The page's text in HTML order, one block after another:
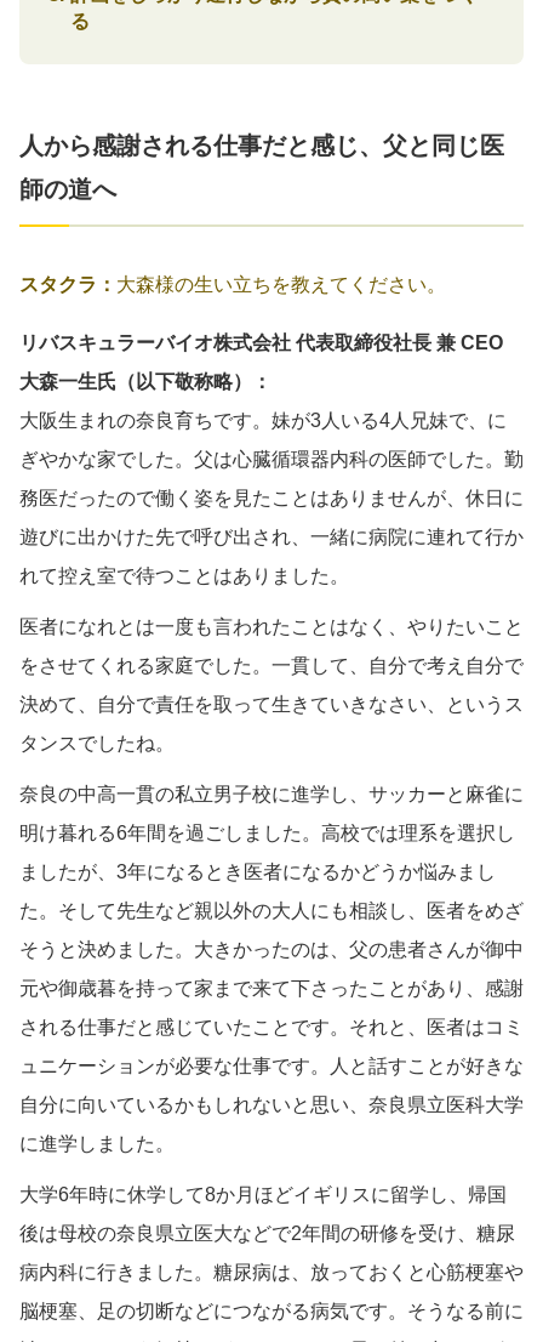
る
人から感謝される仕事だと感じ、父と同じ医
師の道へ
スタクラ： 大森様の生い立ちを教えてください。
リバスキュラーバイオ株式会社 代表取締役社長 兼 CEO
大森一生氏（以下敬称略）：
大阪生まれの奈良育ちです。妹が3人いる4人兄妹で、に
ぎやかな家でした。父は心臓循環器内科の医師でした。勤
務医だったので働く姿を見たことはありませんが、休日に
遊びに出かけた先で呼び出され、一緒に病院に連れて行か
れて控え室で待つことはありました。
医者になれとは一度も言われたことはなく、やりたいこと
をさせてくれる家庭でした。一貫して、自分で考え自分で
決めて、自分で責任を取って生きていきなさい、というス
タンスでしたね。
奈良の中高一貫の私立男子校に進学し、サッカーと麻雀に
明け暮れる6年間を過ごしました。高校では理系を選択し
ましたが、3年になるとき医者になるかどうか悩みまし
た。そして先生など親以外の大人にも相談し、医者をめざ
そうと決めました。大きかったのは、父の患者さんが御中
元や御歳暮を持って家まで来て下さったことがあり、感謝
される仕事だと感じていたことです。それと、医者はコミ
ュニケーションが必要な仕事です。人と話すことが好きな
自分に向いているかもしれないと思い、奈良県立医科大学
に進学しました。
大学6年時に休学して8か月ほどイギリスに留学し、帰国
後は母校の奈良県立医大などで2年間の研修を受け、糖尿
病内科に行きました。糖尿病は、放っておくと心筋梗塞や
脳梗塞、足の切断などにつながる病気です。そうなる前に